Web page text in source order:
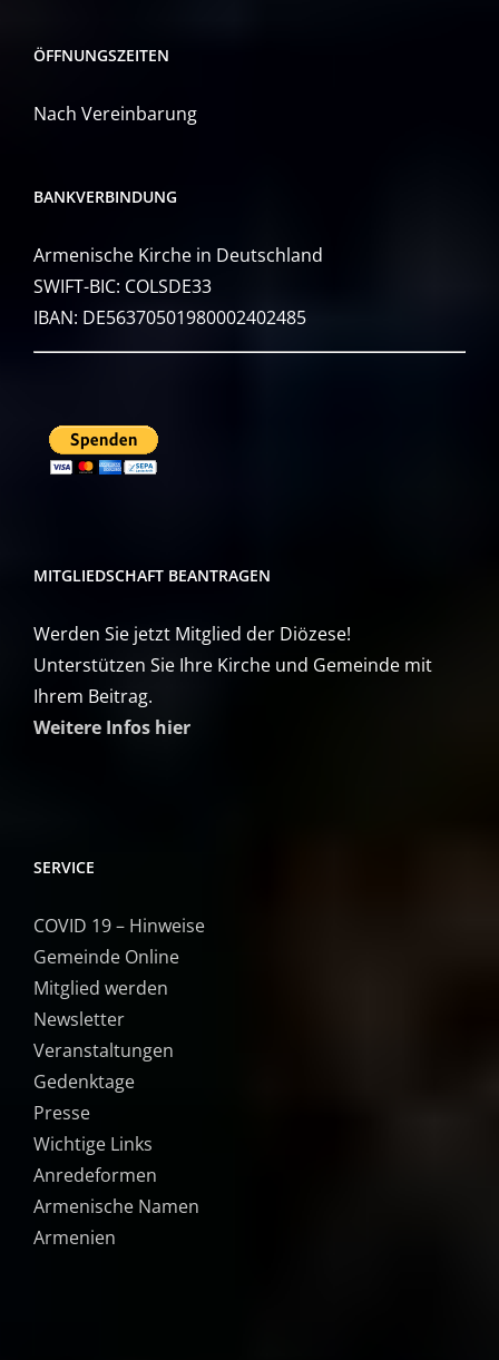
ÖFFNUNGSZEITEN
Nach Vereinbarung
BANKVERBINDUNG
Armenische Kirche in Deutschland
SWIFT-BIC: COLSDE33
IBAN: DE56370501980002402485
MITGLIEDSCHAFT BEANTRAGEN
Werden Sie jetzt Mitglied der Diözese!
Unterstützen Sie Ihre Kirche und Gemeinde mit
Ihrem Beitrag.
Weitere Infos hier
SERVICE
COVID 19 – Hinweise
Gemeinde Online
Mitglied werden
Newsletter
Veranstaltungen
Gedenktage
Presse
Wichtige Links
Anredeformen
Armenische Namen
Armenien